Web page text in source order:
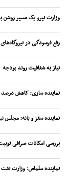
وزارت نیرو یک مسیر روشن
رفع فرسودگی در
نیاز به شفافیت روند بودجه
نماینده ساری: کاهش
نماینده سقز و بانه: مجلس
بررسی امکانات صرافی
نماینده سلماس: وزارت نفت